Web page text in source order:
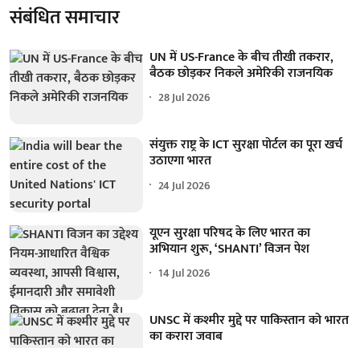
संबंधित समाचार
UN में US-France के बीच तीखी तकरार,
बैठक छोड़कर निकले अमेरिकी राजनयिक
28 Jul 2026
संयुक्त राष्ट्र के ICT सुरक्षा पोर्टल का पूरा खर्च
उठाएगा भारत
24 Jul 2026
यूएन सुरक्षा परिषद के लिए भारत का
अभियान शुरू, ‘SHANTI’ विजन पेश
14 Jul 2026
UNSC में कश्मीर मुद्दे पर पाकिस्तान को भारत
का करारा जवाब